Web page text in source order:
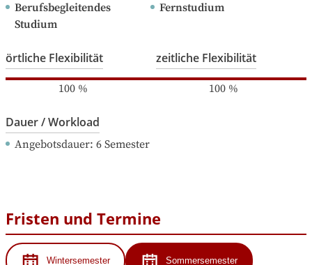
Berufsbegleitendes
Studium
Fernstudium
örtliche Flexibilität
100%
zeitliche Flexibilität
100%
Dauer / Workload
Angebotsdauer: 6 Semester
Fristen und Termine
Wintersemester Sommersemester